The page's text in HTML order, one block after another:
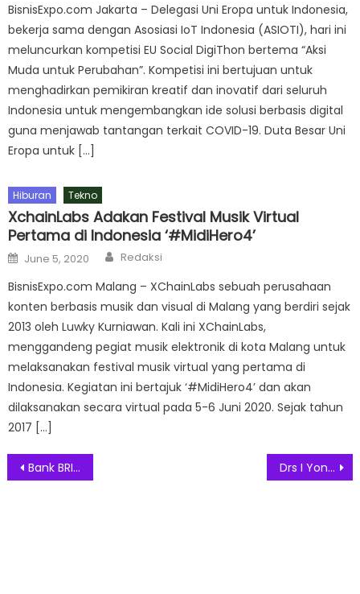
BisnisExpo.com Jakarta – Delegasi Uni Eropa untuk Indonesia,
bekerja sama dengan Asosiasi IoT Indonesia (ASIOTI), hari ini
meluncurkan kompetisi EU Social DigiThon bertema “Aksi
Muda untuk Perubahan”. Kompetisi ini bertujuan untuk
menghadirkan pemikiran kreatif dan inovatif dari seluruh
Indonesia untuk mengembangkan ide solusi berbasis digital
guna menjawab tantangan terkait COVID-19. Duta Besar Uni
Eropa untuk […]
Hiburan Tekno
XchainLabs Adakan Festival Musik Virtual
Pertama di Indonesia ‘#MidiHero4’
Posted
on
June 5, 2020 Author
Redaksi
BisnisExpo.com Malang – XChainLabs sebuah perusahaan
konten berbasis musik dan visual di Malang yang berdiri sejak
2013 oleh Luwky Kurniawan. Kali ini XChainLabs,
menggandeng pegiat musik elektronik di kota Malang untuk
melaksanakan festival musik virtual yang pertama di
Indonesia. Kegiatan ini bertajuk ‘#MidiHero4’ dan akan
dilaksanakan secara virtual pada 5-6 Juni 2020. Sejak tahun
2017 […]
Post
Bank BRI Gelar Open Booth di Sogo Mall Kota Kasablanka untuk Dorong Akuisisi New User BRImo dan Produk Simpanan Bank BRI Drs I Yongky Sugiarto Gelar Pelatihan Chinese Medicine di Indonesia